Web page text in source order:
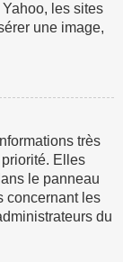
les sites
une image,
très
Elles
le panneau
concernant les
du